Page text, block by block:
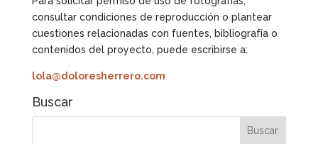
consultar condiciones de reproducción o plantear
cuestiones relacionadas con fuentes, bibliografía o
contenidos del proyecto, puede escribirse a:
lola@doloresherrero.com
Buscar